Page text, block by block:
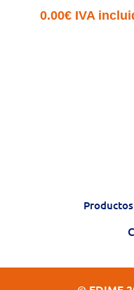
0.00€ IVA
Productos